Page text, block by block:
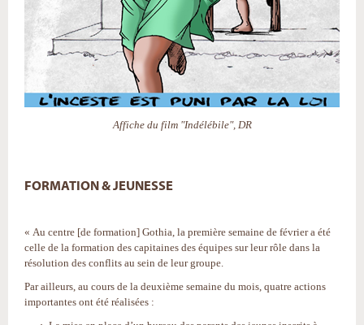
Affiche du film "Indélébile", DR
FORMATION & JEUNESSE
« Au centre [de formation] Gothia, la première semaine de février a été
celle de la formation des capitaines des équipes sur leur rôle dans la
résolution des conflits au sein de leur groupe.
Par ailleurs, au cours de la deuxième semaine du mois, quatre actions
importantes ont été réalisées :